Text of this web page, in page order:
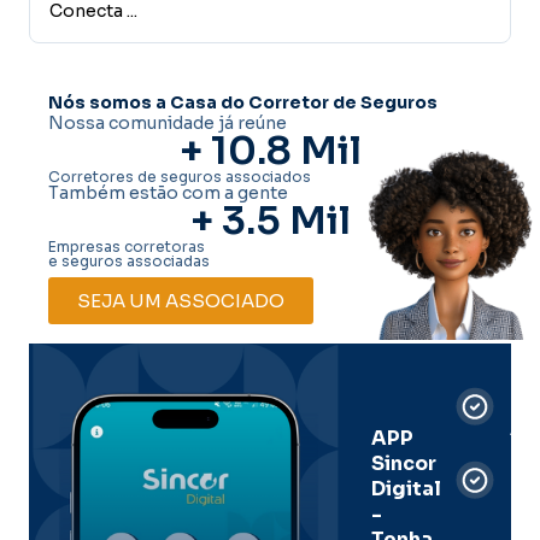
Freitas, ...
Nós somos a Casa do Corretor de Seguros
Nossa comunidade já reúne
+ 10.8 Mil
Corretores de seguros associados
Também estão com a gente
+ 3.5 Mil
Empresas corretoras
e seguros associadas
SEJA UM ASSOCIADO
APP
Sincor
Digital
-